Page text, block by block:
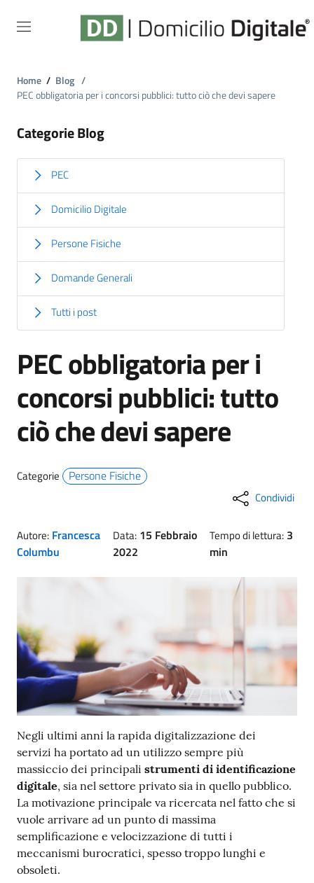
Home / Blog /
PEC obbligatoria per i concorsi pubblici: tutto ciò che devi sapere
Categorie Blog
PEC
Domicilio Digitale
Persone Fisiche
Domande Generali
Tutti i post
PEC obbligatoria per i
concorsi pubblici: tutto
ciò che devi sapere
Categorie Persone Fisiche
Condividi
Autore: Francesca
Columbu
Data: 15 Febbraio
2022
Tempo di lettura: 3
min
Negli ultimi anni la rapida digitalizzazione dei
servizi ha portato ad un utilizzo sempre più
massiccio dei principali strumenti di identificazione
digitale, sia nel settore privato sia in quello pubblico.
La motivazione principale va ricercata nel fatto che si
vuole arrivare ad un punto di massima
semplificazione e velocizzazione di tutti i
meccanismi burocratici, spesso troppo lunghi e
obsoleti.